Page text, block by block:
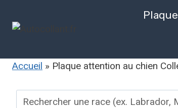
Accueil » Plaque attention au chien